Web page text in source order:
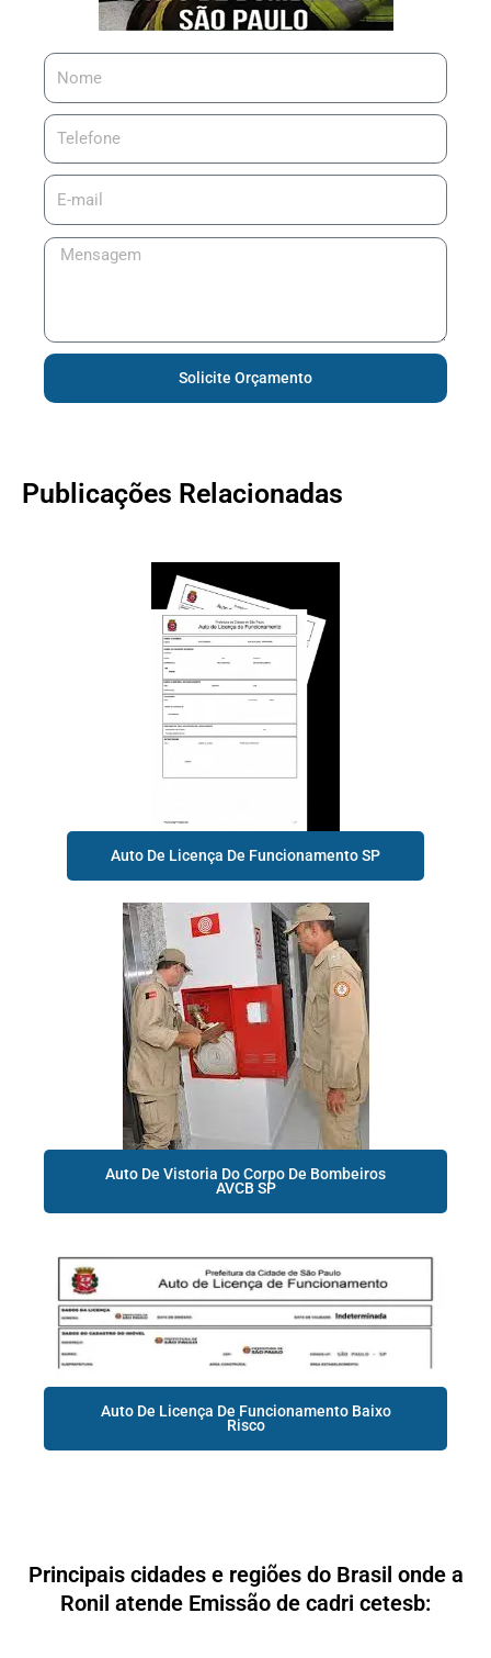
Solicite Orçamento
Publicações Relacionadas
Auto De Licença De Funcionamento SP
Auto De Vistoria Do Corpo De Bombeiros
AVCB SP
Auto De Licença De Funcionamento Baixo
Risco
Principais cidades e regiões do Brasil onde a
Ronil atende Emissão de cadri cetesb: